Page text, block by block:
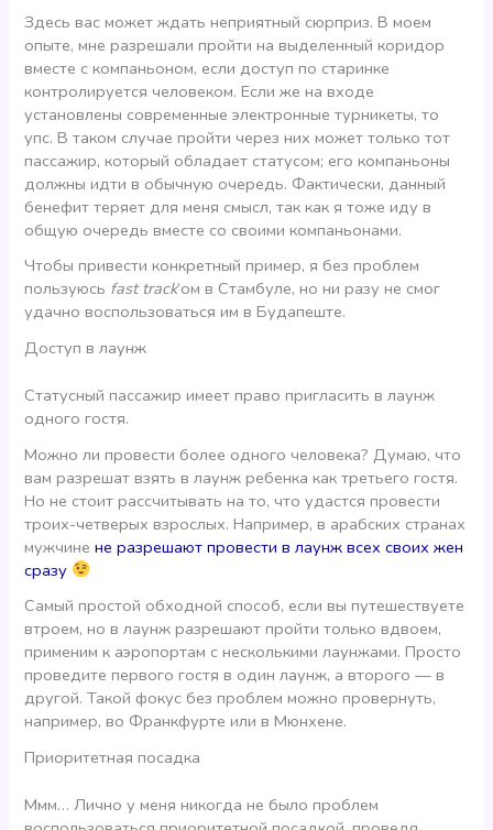
Здесь вас может ждать неприятный сюрприз. В моем
опыте, мне разрешали пройти на выделенный коридор
вместе с компаньоном, если доступ по старинке
контролируется человеком. Если же на входе
установлены современные электронные турникеты, то
упс. В таком случае пройти через них может только тот
пассажир, который обладает статусом; его компаньоны
должны идти в обычную очередь. Фактически, данный
бенефит теряет для меня смысл, так как я тоже иду в
общую очередь вместе со своими компаньонами.
Чтобы привести конкретный пример, я без проблем
пользуюсь fast track‘ом в Стамбуле, но ни разу не смог
удачно воспользоваться им в Будапеште.
Доступ в лаунж
Статусный пассажир имеет право пригласить в лаунж
одного гостя.
Можно ли провести более одного человека? Думаю, что
вам разрешат взять в лаунж ребенка как третьего гостя.
Но не стоит рассчитывать на то, что удастся провести
троих-четверых взрослых. Например, в арабских странах
мужчинене разрешают провести в лаунж всех своих жен
сразу
Самый простой обходной способ, если вы путешествуете
втроем, но в лаунж разрешают пройти только вдвоем,
применим к аэропортам с несколькими лаунжами. Просто
проведите первого гостя в один лаунж, а второго — в
другой. Такой фокус без проблем можно провернуть,
например, во Франкфурте или в Мюнхене.
Приоритетная посадка
Ммм… Лично у меня никогда не было проблем